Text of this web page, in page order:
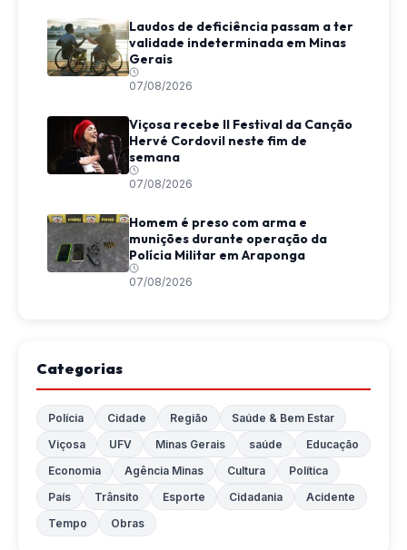
Laudos de deficiência passam a ter
validade indeterminada em Minas
Gerais
07/08/2026
Viçosa recebe II Festival da Canção
Hervé Cordovil neste fim de
semana
07/08/2026
Homem é preso com arma e
munições durante operação da
Polícia Militar em Araponga
07/08/2026
Categorias
Polícia Cidade Região
Saúde & Bem Estar
Viçosa
UFV Minas Gerais saúde
Educação
Economia
Agência Minas Cultura
Política
País
Trânsito Esporte Cidadania
Acidente
Tempo
Obras